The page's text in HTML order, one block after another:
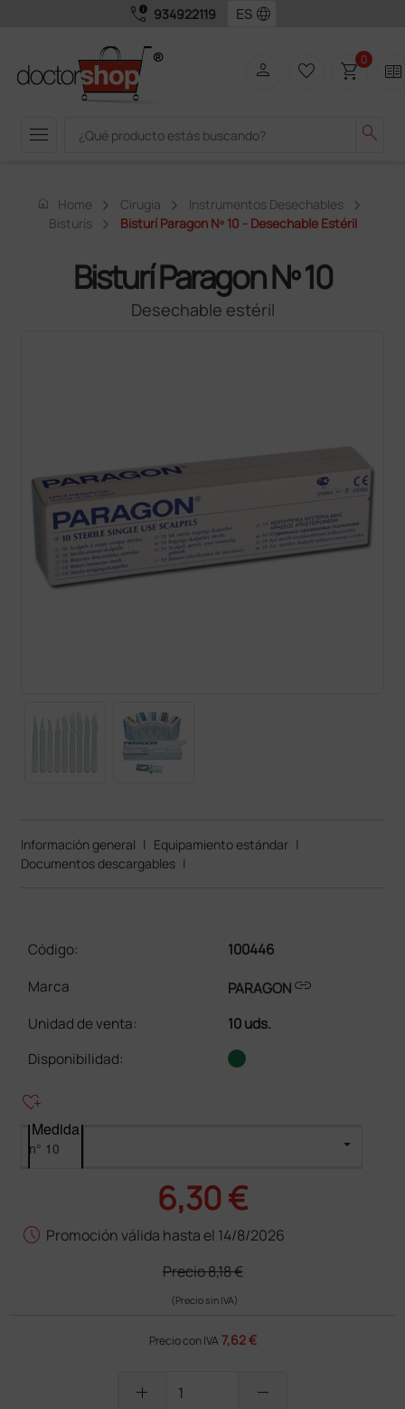
call_quality 934922119 language
menu search
person favorite_border shopping_cart0 two_pager
home Home Cirugía
Instrumentos Desechables
Bisturís
Bisturí Paragon Nº 10 - Desechable Estéril
Bisturí Paragon Nº 10
Desechable estéril
Información general | Equipamiento estándar |
Documentos descargables |
Código:
100446
Marca
PARAGONlink
Unidad de venta:
10 uds.
Disponibilidad:
heart_plus
Medida
6,30 €
schedule Promoción válida hasta el 14/8/2026
Precio8,18 €
(Precio sin IVA)
Precio con IVA 7,62 €
add remove